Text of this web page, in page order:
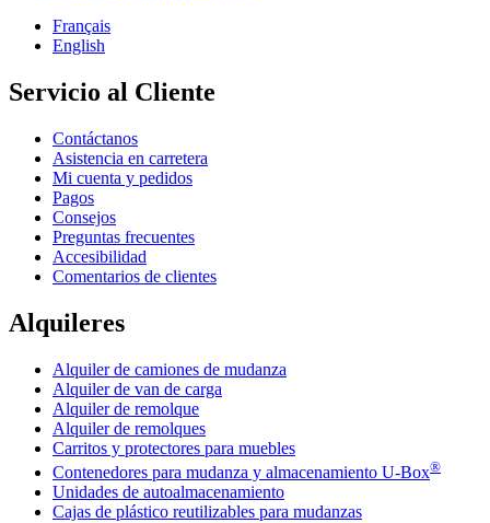
Français
English
Servicio al Cliente
Contáctanos
Asistencia en carretera
Mi cuenta y pedidos
Pagos
Consejos
Preguntas frecuentes
Accesibilidad
Comentarios de clientes
Alquileres
Alquiler de camiones de mudanza
Alquiler de van de carga
Alquiler de remolque
Alquiler de remolques
Carritos y protectores para muebles
Contenedores para mudanza y almacenamiento U-Box®
Unidades de autoalmacenamiento
Cajas de plástico reutilizables para mudanzas